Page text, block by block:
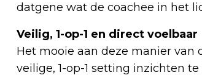
datgene wat de coachee in het
Veilig, 1-op-1 en direct voelbaar
Het mooie aan deze manier
veilige, 1-op-1 setting inzichten